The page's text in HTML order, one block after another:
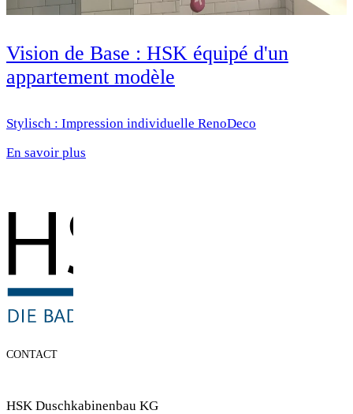
Vision de Base : HSK équipé d'un
appartement modèle
Stylisch : Impression individuelle RenoDeco
En savoir plus
CONTACT
HSK Duschkabinenbau KG